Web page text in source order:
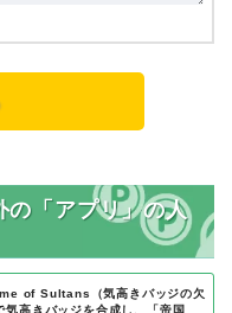
「アプリ」の人
of Sultans（気高きバッジの欠